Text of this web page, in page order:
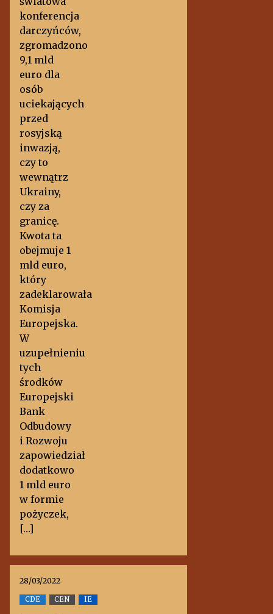
konferencja
darczyńców,
zgromadzono
9,1 mld
euro dla
osób
uciekających
przed
rosyjską
inwazją,
czy to
wewnątrz
Ukrainy,
czy za
granicę.
Kwota ta
obejmuje 1
mld euro,
który
zadeklarowała
Komisja
Europejska.
W
uzupełnieniu
tych
środków
Europejski
Bank
Odbudowy
i Rozwoju
zapowiedział
dodatkowo
1 mld euro
w formie
pożyczek,
[…]
28/03/2022
CDE CEN IE